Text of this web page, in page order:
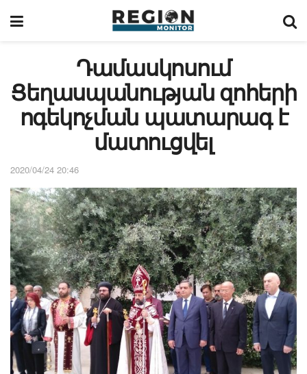
Դամասկոսում
Ցեղասպանության զոհերի
ոգեկոչման պատարագ է
մատուցվել
2020/04/24 20:46